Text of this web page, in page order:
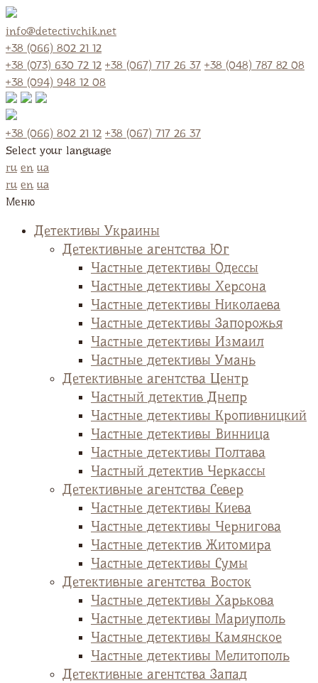
info@detectivchik.net
+38 (066) 802 21 12
+38 (073) 630 72 12 +38 (067) 717 26 37 +38 (048) 787 82 08
+38 (094) 948 12 08
+38 (066) 802 21 12 +38 (067) 717 26 37
Select your language
ru en ua
ru en ua
Меню
Детективы Украины
Детективные агентства Юг
Частные детективы Одессы
Частные детективы Херсона
Частные детективы Николаева
Частные детективы Запорожья
Частные детективы Измаил
Частные детективы Умань
Детективные агентства Центр
Частный детектив Днепр
Частные детективы Кропивницкий
Частные детективы Винница
Частные детективы Полтава
Частный детектив Черкассы
Детективные агентства Север
Частные детективы Киева
Частные детективы Чернигова
Частные детектив Житомира
Частные детективы Сумы
Детективные агентства Восток
Частные детективы Харькова
Частные детективы Мариуполь
Частные детективы Камянское
Частные детективы Мелитополь
Детективные агентства Запад